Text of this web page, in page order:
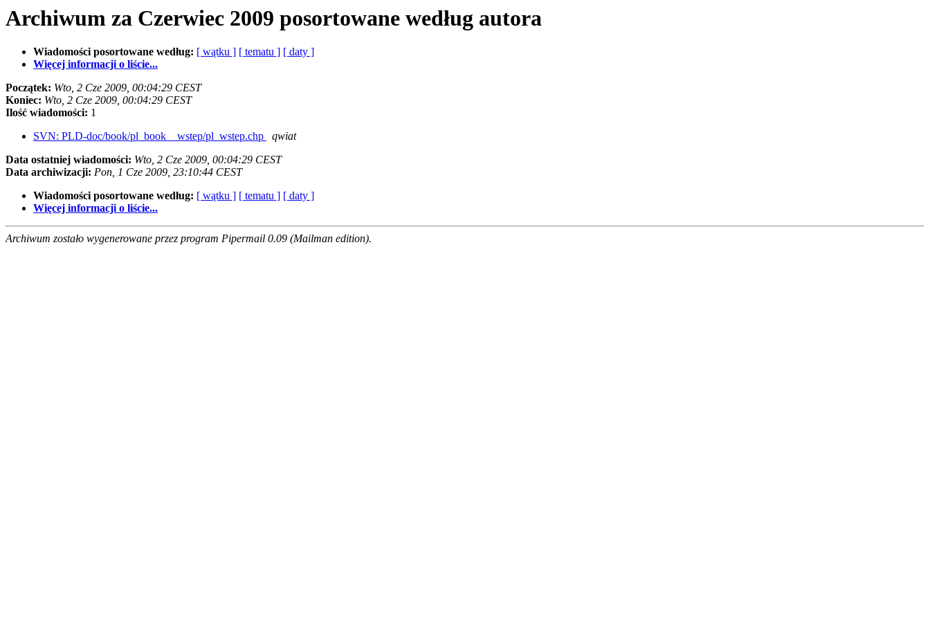
Archiwum za Czerwiec 2009 posortowane według autora
Wiadomości posortowane według: [ wątku ] [ tematu ] [ daty ]
Więcej informacji o liście...
Początek: Wto, 2 Cze 2009, 00:04:29 CEST
Koniec: Wto, 2 Cze 2009, 00:04:29 CEST
Ilość wiadomości: 1
SVN: PLD-doc/book/pl_book__wstep/pl_wstep.chp
qwiat
Data ostatniej wiadomości: Wto, 2 Cze 2009, 00:04:29 CEST
Data archiwizacji: Pon, 1 Cze 2009, 23:10:44 CEST
Wiadomości posortowane według: [ wątku ] [ tematu ] [ daty ]
Więcej informacji o liście...
Archiwum zostało wygenerowane przez program Pipermail 0.09 (Mailman edition).